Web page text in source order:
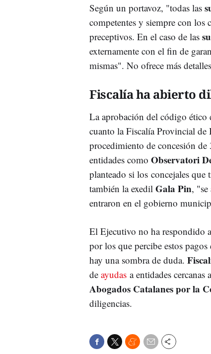
Según un portavoz, "todas las
competentes y siempre con los
preceptivos. En el caso de las
externamente con el fin de
mismas". No ofrece más
Fiscalía ha abierto
La aprobación del código ético
cuanto la Fiscalía Provincial de
procedimiento de concesión
entidades como Observatori
planteado si los concejales que
también la exedil Gala Pin,
entraron en el gobierno
El Ejecutivo no ha respondido
por los que percibe estos
hay una sombra de duda.
de ayudas a entidades cercanas
Abogados Catalanes por la
diligencias.